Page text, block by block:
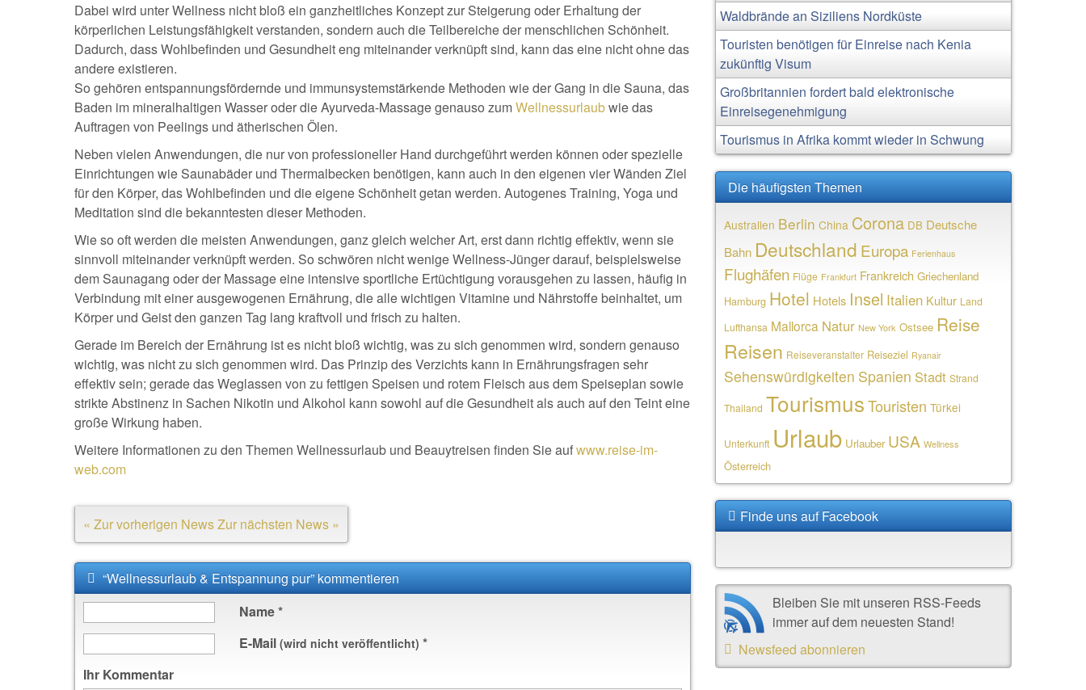
Dabei wird unter Wellness nicht bloß ein ganzheitliches Konzept zur Steigerung oder Erhaltung der
körperlichen Leistungsfähigkeit verstanden, sondern auch die Teilbereiche der menschlichen Schönheit.
Dadurch, dass Wohlbefinden und Gesundheit eng miteinander verknüpft sind, kann das eine nicht ohne das
andere existieren.
So gehören entspannungsfördernde und immunsystemstärkende Methoden wie der Gang in die Sauna, das
Baden im mineralhaltigen Wasser oder die Ayurveda-Massage genauso zumWellnessurlaubwie das
Auftragen von Peelings und ätherischen Ölen.
Neben vielen Anwendungen, die nur von professioneller Hand durchgeführt werden können oder spezielle
Einrichtungen wie Saunabäder und Thermalbecken benötigen, kann auch in den eigenen vier Wänden Ziel
für den Körper, das Wohlbefinden und die eigene Schönheit getan werden. Autogenes Training, Yoga und
Meditation sind die bekanntesten dieser Methoden.
Wie so oft werden die meisten Anwendungen, ganz gleich welcher Art, erst dann richtig effektiv, wenn sie
sinnvoll miteinander verknüpft werden. So schwören nicht wenige Wellness-Jünger darauf, beispielsweise
dem Saunagang oder der Massage eine intensive sportliche Ertüchtigung vorausgehen zu lassen, häufig in
Verbindung mit einer ausgewogenen Ernährung, die alle wichtigen Vitamine und Nährstoffe beinhaltet, um
Körper und Geist den ganzen Tag lang kraftvoll und frisch zu halten.
Gerade im Bereich der Ernährung ist es nicht bloß wichtig, was zu sich genommen wird, sondern genauso
wichtig, was nicht zu sich genommen wird. Das Prinzip des Verzichts kann in Ernährungsfragen sehr
effektiv sein; gerade das Weglassen von zu fettigen Speisen und rotem Fleisch aus dem Speiseplan sowie
strikte Abstinenz in Sachen Nikotin und Alkohol kann sowohl auf die Gesundheit als auch auf den Teint eine
große Wirkung haben.
Weitere Informationen zu den Themen Wellnessurlaub und Beauytreisen finden Sie aufwww.reise-im-
web.com
« Zur vorherigen NewsZur nächsten News »
“Wellnessurlaub & Entspannung pur” kommentieren
Name*
E-Mail (wird nicht veröffentlicht) *
Ihr Kommentar
Waldbrände an Siziliens Nordküste
Touristen benötigen für Einreise nach Kenia
zukünftig Visum
Großbritannien fordert bald elektronische
Einreisegenehmigung
Tourismus in Afrika kommt wieder in Schwung
Die häufigsten Themen
Australien Berlin China Corona DB Deutsche
Bahn Deutschland Europa Ferienhaus
Flughäfen Flüge Frankfurt Frankreich Griechenland
Hamburg Hotel Hotels Insel Italien Kultur Land
Lufthansa Mallorca Natur New York Ostsee Reise
Reisen Reiseveranstalter Reiseziel Ryanair
Sehenswürdigkeiten Spanien Stadt Strand
Thailand Tourismus Touristen Türkei
Unterkunft Urlaub Urlauber USA Wellness
Österreich
Finde uns auf Facebook
Bleiben Sie mit unseren RSS-Feeds
immer auf dem neuesten Stand!
Newsfeed abonnieren